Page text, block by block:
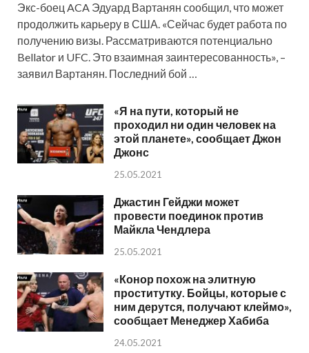
Экс-боец ACA Эдуард Вартанян сообщил, что может
продолжить карьеру в США. «Сейчас будет работа по
получению визы. Рассматриваются потенциально
Bellator и UFC. Это взаимная заинтересованность», –
заявил Вартанян. Последний бой …
«Я на пути, который не
проходил ни один человек на
этой планете», сообщает Джон
Джонс
25.05.2021
Джастин Гейджи может
провести поединок против
Майкла Чендлера
25.05.2021
«Конор похож на элитную
проститутку. Бойцы, которые с
ним дерутся, получают клеймо»,
сообщает Менеджер Хабиба
24.05.2021